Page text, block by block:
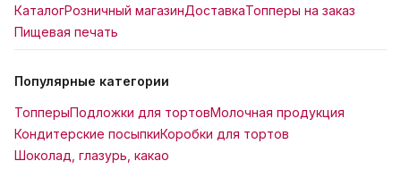
КаталогРозничный магазинДоставкаТопперы на заказ
Пищевая печать
Популярные категории
ТопперыПодложки для тортовМолочная продукция
Кондитерские посыпкиКоробки для тортов
Шоколад, глазурь, какао